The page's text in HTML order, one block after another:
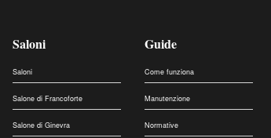
Saloni
Saloni
Salone di Francoforte
Salone di Ginevra
Guide
Come funziona
Manutenzione
Normative